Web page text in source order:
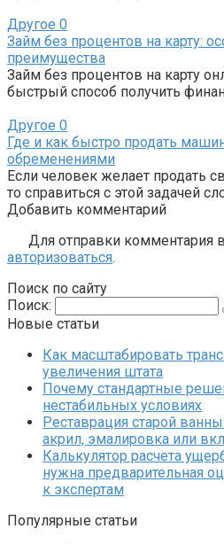
Другое 0
Займ без процентов на карту:
преимущества
Займ без процентов на карту
быстрый способ получить
Другое 0
Где и как быстро продать
обременениями
Если человек желает продать
то справиться с этой задачей
Добавить комментарий
Для отправки комментария
авторизоваться.
Поиск по сайту
Поиск:
Новые статьи
Как масштабировать
увеличения штата
Почему стандартные
нестабильных условиях
Реставрация старой
акрил, эмалировка или
Калькулятор расчета
нужна предварительная
к экспертам
Популярные статьи